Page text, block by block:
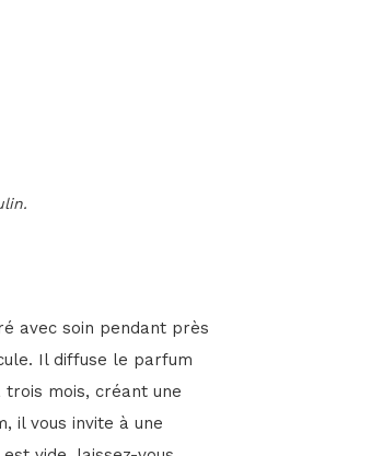
avec soin pendant près
Il diffuse le parfum
mois, créant une
il vous invite à une